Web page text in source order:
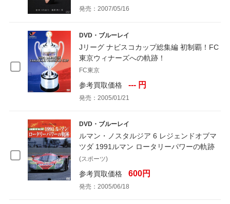
発売：2007/05/16
DVD・ブルーレイ
Jリーグ ナビスコカップ総集編 初制覇！FC
東京ウィナーズへの軌跡！
FC東京
参考買取価格 --- 円
発売：2005/01/21
DVD・ブルーレイ
ルマン・ノスタルジア 6 レジェンドオブマ
ツダ 1991ルマン ロータリーパワーの軌跡
(スポーツ)
参考買取価格 600円
発売：2005/06/18